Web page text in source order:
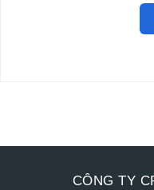
CÔNG TY